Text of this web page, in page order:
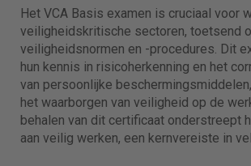
Het VCA Basis examen is cruciaal voor
veiligheidskritische sectoren, toetsend
veiligheidsnormen en -procedures. Dit
hun kennis in risicoherkenning en het
van persoonlijke
het waarborgen van veiligheid op de
behalen van dit certificaat onderstreept
aan veilig werken, een kernvereiste in